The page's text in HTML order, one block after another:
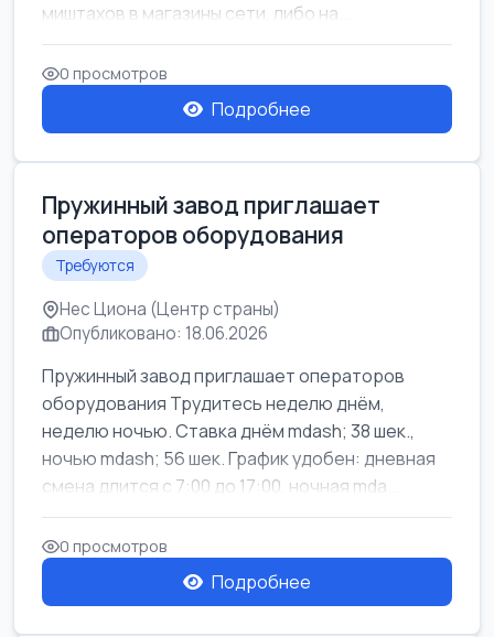
миштахов в магазины сети, либо на...
0 просмотров
Подробнее
Пружинный завод приглашает
операторов оборудования
Требуются
Нес Циона (Центр страны)
Опубликовано: 18.06.2026
Пружинный завод приглашает операторов
оборудования Трудитесь неделю днём,
неделю ночью. Ставка днём mdash; 38 шек.,
ночью mdash; 56 шек. График удобен: дневная
смена длится с 7:00 до 17:00, ночная mda...
0 просмотров
Подробнее